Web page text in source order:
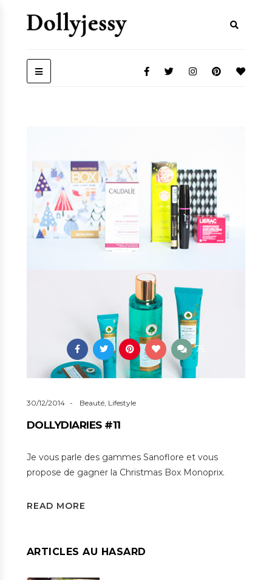
76
30/12/2014 Beauté, Lifestyle
DOLLYDIARIES #11
Je vous parle des gammes Sanoflore et vous
propose de gagner la Christmas Box Monoprix.
READ MORE
ARTICLES AU HASARD